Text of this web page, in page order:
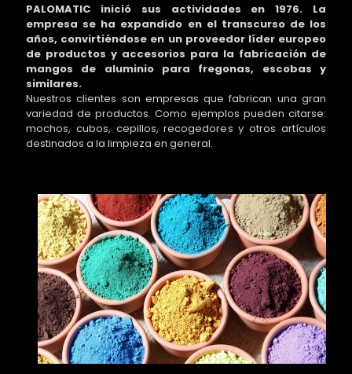
PALOMATIC inició sus actividades en 1976. La
empresa se ha expandido en el transcurso de los
años, convirtiéndose en un proveedor líder europeo
de productos y accesorios para la fabricación de
mangos de aluminio para fregonas, escobas y
similares.
Nuestros clientes son empresas que fabrican una gran
variedad de productos. Como ejemplos pueden citarse:
mochos, cubos, cepillos, recogedores y otros artículos
destinados a la limpieza en general.